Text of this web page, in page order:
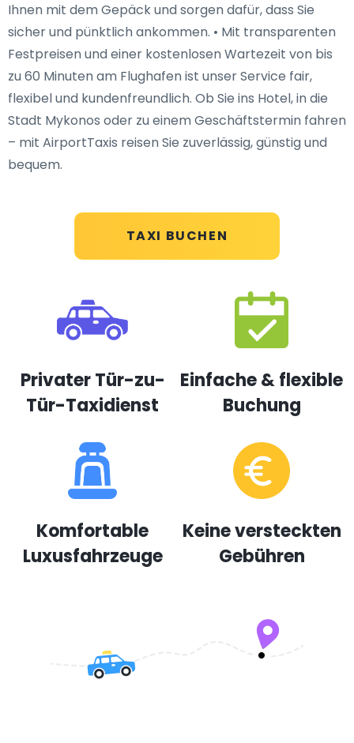
TAXI BUCHEN
Ihnen mit dem Gepäck und sorgen dafür, dass Sie
sicher und pünktlich ankommen. • Mit transparenten
Festpreisen und einer kostenlosen Wartezeit von bis
zu 60 Minuten am Flughafen ist unser Service fair,
flexibel und kundenfreundlich. Ob Sie ins Hotel, in die
Stadt Mykonos oder zu einem Geschäftstermin fahren
– mit AirportTaxis reisen Sie zuverlässig, günstig und
bequem.
Privater Tür-zu-
Tür-Taxidienst
Einfache & flexible
Buchung
Komfortable
Luxusfahrzeuge
Keine versteckten
Gebühren